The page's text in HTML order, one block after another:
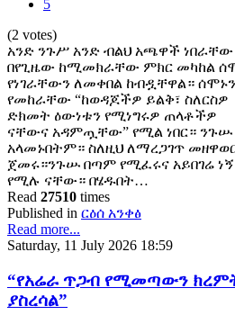
5
(2 votes)
አንድ ንጉሥ አንድ ብልህ አጫዋች
በየጊዜው ከሚመክራቸው ምክር መካከል
የነገራቸውን ለመቀበል ከብዷቸዋል። ሰሞኑን
የመከራቸው “ከወዳጆችዎ ይልቅ፣ ስለርስዎ
ድክመት ዕውነቱን የሚነግሩዎ ጠላቶችዎ
ናቸውና አዳምጧቸው” የሚል ነበር። ንጉሡ
አላመኑበትም። ስለዚህ ለማረጋገጥ
ጀመሩ።ንጉሡ በጣም የሚፈሩና አይበገሬ ነኝ
የሚሉ ናቸው። በሄዱበት…
Read 27510 times
Published in ርዕሰ አንቀፅ
Read more...
Saturday, 11 July 2026 18:59
“የአሬራ ጥጋብ የሚመጣውን
ያስረሳል”